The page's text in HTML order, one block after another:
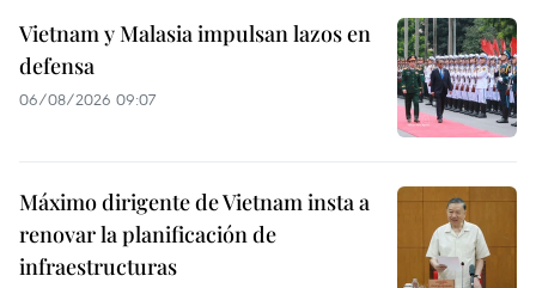
Vietnam y Malasia impulsan lazos en
defensa
06/08/2026 09:07
Máximo dirigente de Vietnam insta a
renovar la planificación de
infraestructuras